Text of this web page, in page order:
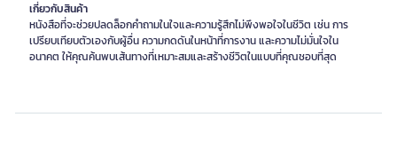
เกี่ยวกับสินค้า
หนังสือที่จะช่วยปลดล็อกคำถามในใจและความรู้สึกไม่พึงพอใจในชีวิต เช่น การ
เปรียบเทียบตัวเองกับผู้อื่น ความกดดันในหน้าที่การงาน และความไม่มั่นใจใน
อนาคต ให้คุณค้นพบเส้นทางที่เหมาะสมและสร้างชีวิตในแบบที่คุณชอบที่สุด